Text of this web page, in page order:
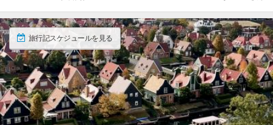
旅行記スケジュールを見る